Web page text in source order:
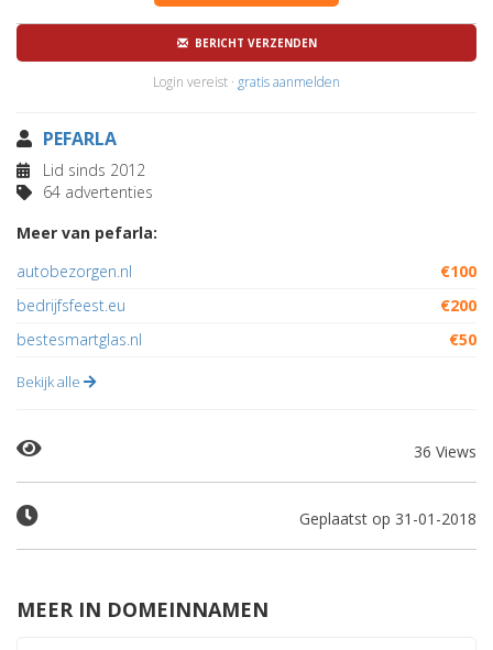
BERICHT VERZENDEN
Login vereist · gratis aanmelden
PEFARLA
Lid sinds 2012
64 advertenties
Meer van pefarla:
autobezorgen.nl
€100
bedrijfsfeest.eu
€200
bestesmartglas.nl
€50
Bekijk alle
36 Views
Geplaatst op 31-01-2018
MEER IN DOMEINNAMEN